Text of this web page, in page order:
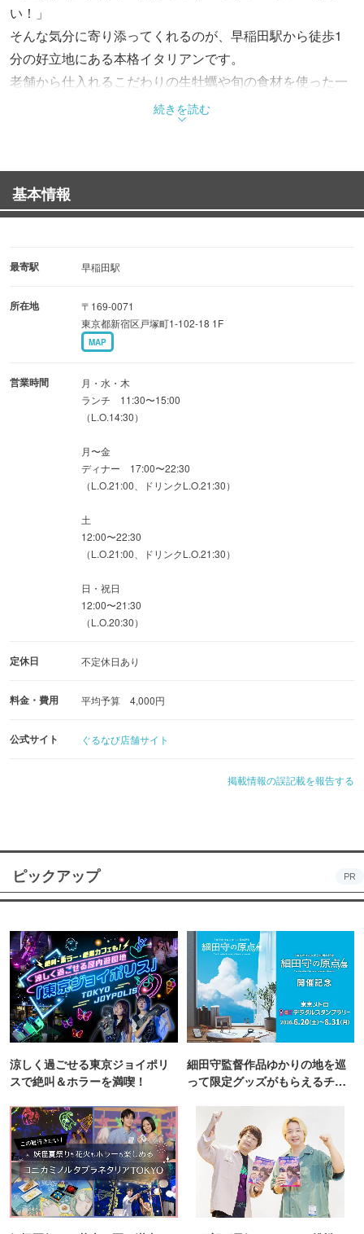
い！」
そんな気分に寄り添ってくれるのが、早稲田駅から徒歩1
分の好立地にある本格イタリアンです。
老舗から仕入れるこだわりの生牡蠣や旬の食材を使った一
どれも食べるのが待ち遠しくなるような魅力にあふれてい
ソムリエ厳選のワインと一緒に味わえば、思わず笑顔がこ
ぼれます♪
で、
25名様以上での貸切にも対応しており、女子会から歓送迎
会まであらゆるシーンで大活躍。
温かくて美味しい時間をお約束します。
飲み放題付きのコースを5,000円よりご用意いたしておりま
最大3時間飲み放題付きもございます。
シーンやシチュエーションに応じてお選びください♪
続きを読む
基本情報
最寄駅 早稲田駅
所在地
〒169-0071
東京都新宿区戸塚町1-102-18 1F
MAP
営業時間
月・水・木
ランチ 11:30〜15:00
（L.O.14:30）
月〜金
ディナー 17:00〜22:30
（L.O.21:00、ドリンクL.O.21:30）
土
12:00〜22:30
（L.O.21:00、ドリンクL.O.21:30）
日・祝日
12:00〜21:30
（L.O.20:30）
定休日 不定休日あり
料金・費用 平均予算 4,000円
公式サイト ぐるなび店舗サイト
掲載情報の誤記載を報告する
ピックアップ PR
涼しく過ごせる東京ジョイポリ
スで絶叫＆ホラーを満喫！
細田守監督作品ゆかりの地を巡
って限定グッズがもらえるチャ